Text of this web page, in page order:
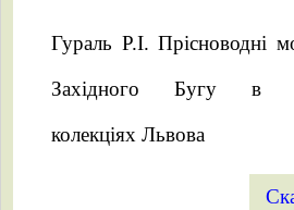
Гураль Р.І. Прісноводні
Західного Бугу в
колекціях Львова